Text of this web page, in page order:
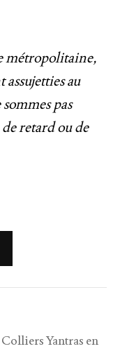
métropolitaine,
au
pas
retard ou de
Yantras en